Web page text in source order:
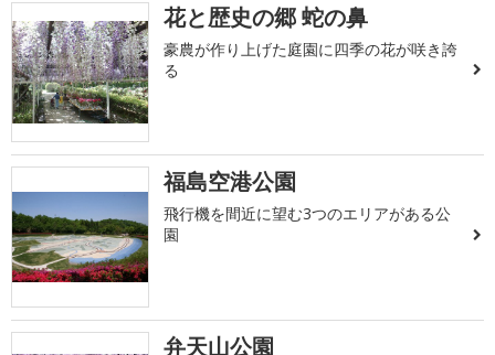
花と歴史の郷 蛇の鼻
豪農が作り上げた庭園に四季の花が咲き誇
る
福島空港公園
飛行機を間近に望む3つのエリアがある公
園
弁天山公園